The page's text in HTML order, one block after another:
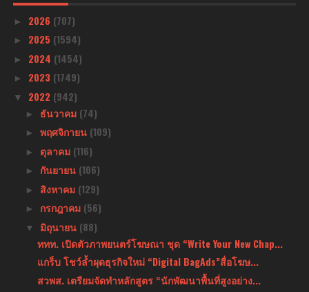
► 2026 (707)
► 2025 (1594)
► 2024 (1454)
► 2023 (1749)
▼ 2022 (942)
► ธันวาคม (74)
► พฤศจิกายน (109)
► ตุลาคม (116)
► กันยายน (106)
► สิงหาคม (129)
► กรกฎาคม (56)
▼ มิถุนายน (88)
ททท. เปิดตัวภาพยนตร์โฆษณา ชุด “Write Your New Chap...
แกร็บ โชว์ล้ำผุดธุรกิจใหม่ “Digital BagAds”สื่อโฆษ...
สวพส. เตรียมจัดทำหลักสูตร “นักพัฒนาพื้นที่สูงอย่าง...